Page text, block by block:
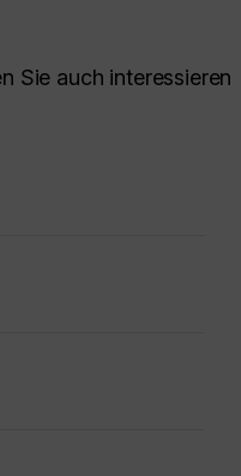
Sie auch interessieren